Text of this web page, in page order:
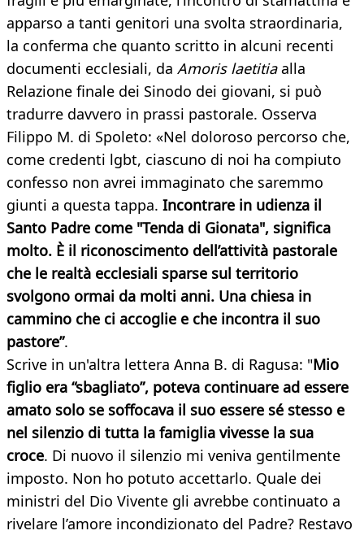
apparso a tanti genitori una svolta straordinaria,
la conferma che quanto scritto in alcuni recenti
documenti ecclesiali, da Amoris laetitiaalla
Relazione finale dei Sinodo dei giovani, si può
tradurre davvero in prassi pastorale. Osserva
Filippo M. di Spoleto: «Nel doloroso percorso che,
come credenti lgbt, ciascuno di noi ha compiuto
confesso non avrei immaginato che saremmo
giunti a questa tappa. Incontrare in udienza il
Santo Padre come "Tenda di Gionata", significa
molto. È il riconoscimento dell’attività pastorale
che le realtà ecclesiali sparse sul territorio
svolgono ormai da molti anni. Una chiesa in
cammino che ci accoglie e che incontra il suo
pastore”.
Scrive in un'altra lettera Anna B. di Ragusa: "Mio
figlio era “sbagliato”, poteva continuare ad essere
amato solo se soffocava il suo essere sé stesso e
nel silenzio di tutta la famiglia vivesse la sua
croce. Di nuovo il silenzio mi veniva gentilmente
imposto. Non ho potuto accettarlo. Quale dei
ministri del Dio Vivente gli avrebbe continuato a
rivelare l’amore incondizionato del Padre? Restavo